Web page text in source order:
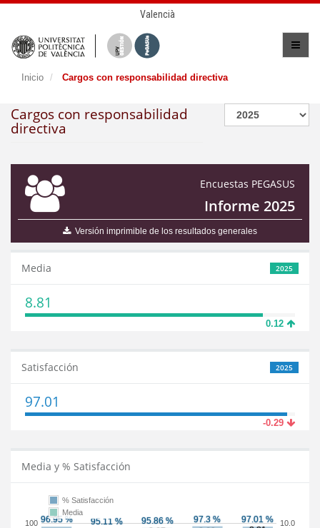
Valencià
Inicio Cargos con responsabilidad directiva
Cargos con responsabilidad
directiva
Encuestas PEGASUS
Informe 2025
Versión imprimible de los resultados generales
2025
Media
8.81
0.12
2025
Satisfacción
97.01
-0.29
Media y % Satisfacción
100 10.0
% Satisfacción
Media